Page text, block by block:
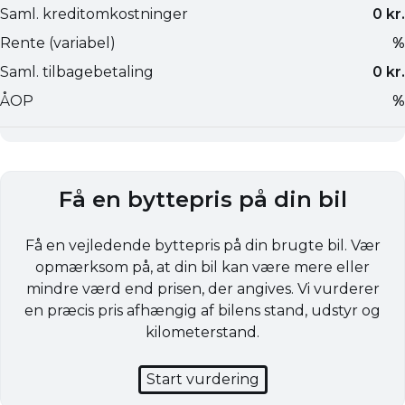
Få en byttepris på din bil
Få en vejledende byttepris på din brugte bil. Vær
opmærksom på, at din bil kan være mere eller
mindre værd end prisen, der angives. Vi vurderer
en præcis pris afhængig af bilens stand, udstyr og
kilometerstand.
Start vurdering